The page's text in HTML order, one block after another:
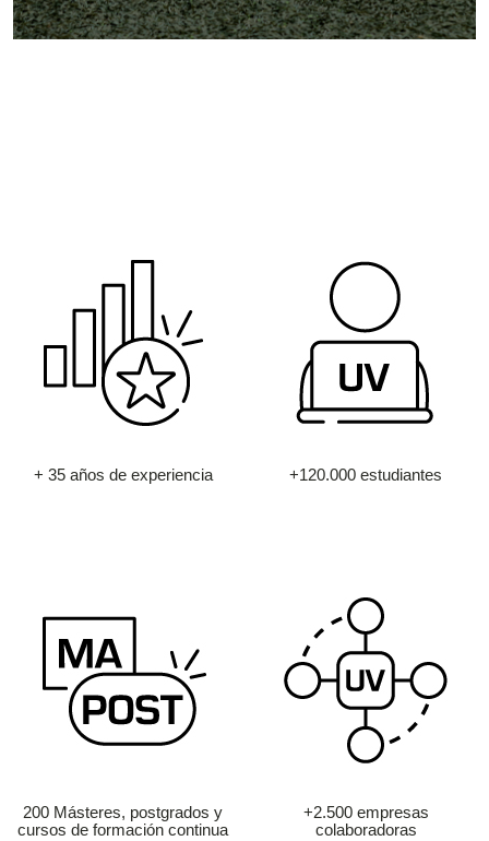
+ 35 años de experiencia +120.000 estudiantes
200 Másteres, postgrados y
cursos de formación continua
+2.500 empresas
colaboradoras